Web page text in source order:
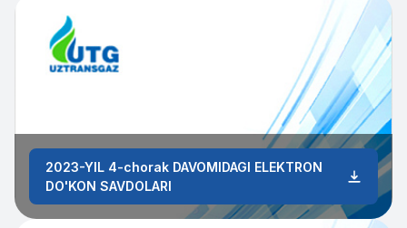
2023-YIL 4-chorak DAVOMIDAGI ELEKTRON
DO'KON SAVDOLARI